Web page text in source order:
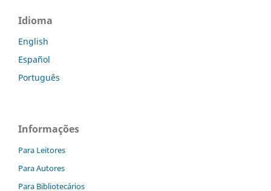
Idioma
English
Español
Português
Informações
Para Leitores
Para Autores
Para Bibliotecários